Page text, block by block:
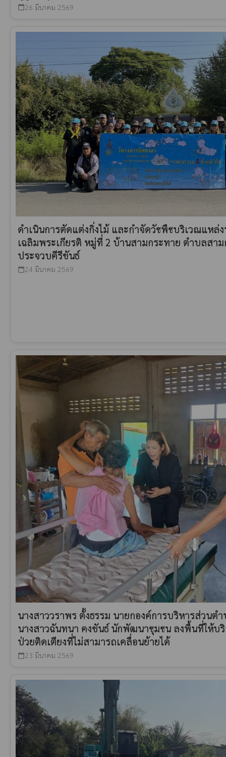
calendar_today26 มีนาคม 2569
ดำเนินการตัดแต่งกิ่งไม้ และกำจัดวัชพืชบริเวณแหล่
เฉลิมพระเกียรติ หมู่ที่ 2 บ้านสามกระทาย ตำบลสา
ประจวบคีรีขันธ์
calendar_today24 มีนาคม 2569
นางสาววราพร ตั้งธรรม นายกองค์การบริหารส่วนต
นางสาวฉันทนา คงขันธ์ นักพัฒนาชุมชน ลงพื้นที่ให้บ
ป่วยติดเตียงที่ไม่สามารถเคลื่อนย้ายได้
calendar_today23 มีนาคม 2569